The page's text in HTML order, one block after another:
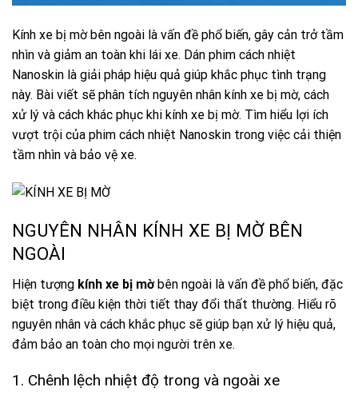
Kính xe bị mờ bên ngoài là vấn đề phổ biến, gây cản trở tầm
nhìn và giảm an toàn khi lái xe. Dán phim cách nhiệt
Nanoskin là giải pháp hiệu quả giúp khắc phục tình trạng
này. Bài viết sẽ phân tích nguyên nhân kính xe bị mờ, cách
xử lý và cách khác phục khi kính xe bị mờ. Tìm hiểu lợi ích
vượt trội của phim cách nhiệt Nanoskin trong việc cải thiện
tầm nhìn và bảo vệ xe.
NGUYÊN NHÂN KÍNH XE BỊ MỜ BÊN
NGOÀI
Hiện tượng kính xe bị mờbên ngoài là vấn đề phổ biến, đặc
biệt trong điều kiện thời tiết thay đổi thất thường. Hiểu rõ
nguyên nhân và cách khắc phục sẽ giúp bạn xử lý hiệu quả,
đảm bảo an toàn cho mọi người trên xe.
1. Chênh lệch nhiệt độ trong và ngoài xe